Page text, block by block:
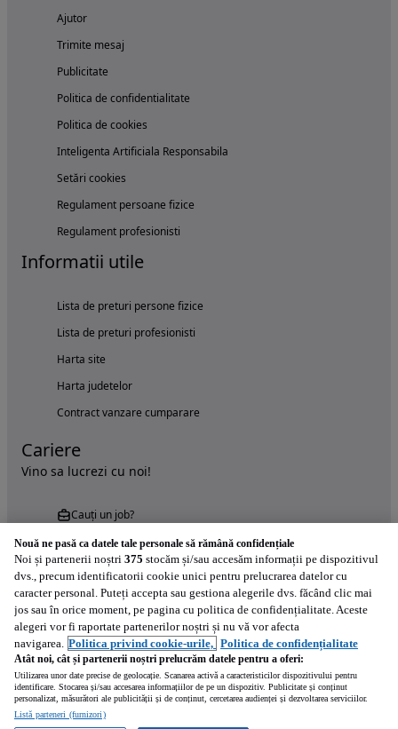
Ajutor
Trimite mesaj
Publicitate
Politica de confidentialitate
Politica de cookies
Inteligenta Artificiala Responsabila
Setări cookies
Regulament persoane fizice
Regulament profesionisti
Informatii utile
Lista de preturi persone fizice
Lista de preturi profesionisti
Harta site
Harta judetelor
Contract vanzare cumparare
Cariere
Vino sa lucrezi cu noi!
Cauți un job?
Încearcă acum aplicația Autovit.ro
Nouă ne pasă ca datele tale personale să rămână confidențiale
Noi și partenerii noștri 375 stocăm și/sau accesăm informații pe dispozitivul
dvs., precum identificatorii cookie unici pentru prelucrarea datelor cu
caracter personal. Puteți accepta sau gestiona alegerile dvs. făcând clic mai
jos sau în orice moment, pe pagina cu politica de confidențialitate. Aceste
alegeri vor fi raportate partenerilor noștri și nu vă vor afecta
navigarea. Politica privind cookie-urile, Politica de confidențialitate
Atât noi, cât și partenerii noștri prelucrăm datele pentru a oferi:
Utilizarea unor date precise de geolocație. Scanarea activă a caracteristicilor dispozitivului pentru
identificare. Stocarea și/sau accesarea informațiilor de pe un dispozitiv. Publicitate și conținut
personalizat, măsurători ale publicității și de conținut, cercetarea audienței și dezvoltarea serviciilor.
Listă parteneri (furnizori)